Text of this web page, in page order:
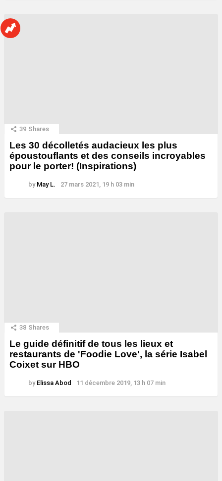
39 Shares
Les 30 décolletés audacieux les plus
époustouflants et des conseils incroyables
pour le porter! (Inspirations)
by May L. 27 mars 2021, 19 h 03 min
38 Shares
Le guide définitif de tous les lieux et
restaurants de 'Foodie Love', la série Isabel
Coixet sur HBO
by Elissa Abod 11 décembre 2019, 13 h 07 min